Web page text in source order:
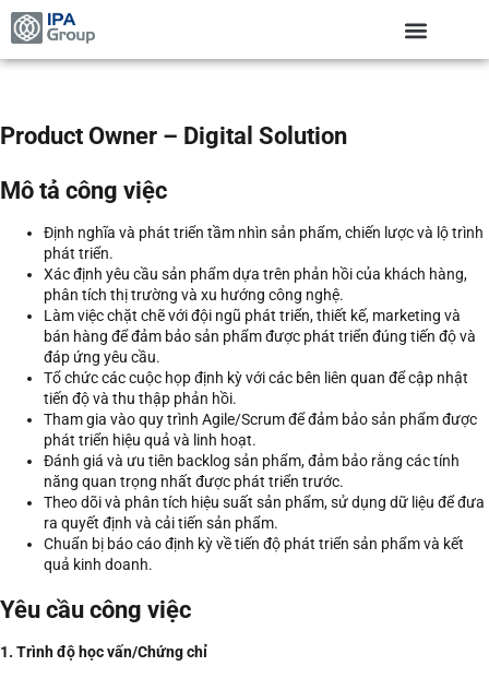
Product Owner – Digital Solution
Mô tả công việc
Định nghĩa và phát triển tầm nhìn sản phẩm, chiến lược và lộ trình
phát triển.
Xác định yêu cầu sản phẩm dựa trên phản hồi của khách hàng,
phân tích thị trường và xu hướng công nghệ.
Làm việc chặt chẽ với đội ngũ phát triển, thiết kế, marketing và
bán hàng để đảm bảo sản phẩm được phát triển đúng tiến độ và
đáp ứng yêu cầu.
Tổ chức các cuộc họp định kỳ với các bên liên quan để cập nhật
tiến độ và thu thập phản hồi.
Tham gia vào quy trình Agile/Scrum để đảm bảo sản phẩm được
phát triển hiệu quả và linh hoạt.
Đánh giá và ưu tiên backlog sản phẩm, đảm bảo rằng các tính
năng quan trọng nhất được phát triển trước.
Theo dõi và phân tích hiệu suất sản phẩm, sử dụng dữ liệu để đưa
ra quyết định và cải tiến sản phẩm.
Chuẩn bị báo cáo định kỳ về tiến độ phát triển sản phẩm và kết
quả kinh doanh.
Yêu cầu công việc
1. Trình độ học vấn/Chứng chỉ